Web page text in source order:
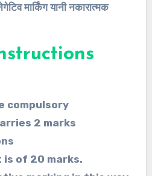
मार्किंग यानी नकारात्मक
compulsory
2 marks
of 20 marks.